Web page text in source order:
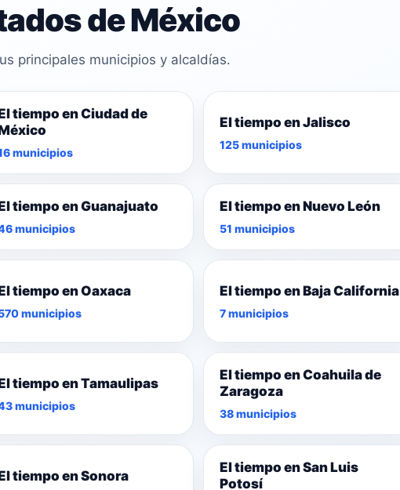
de México
principales municipios y alcaldías.
tiempo en Ciudad de
municipios
El tiempo en Jalisco
125 municipios
tiempo en Guanajuato
municipios
El tiempo en Nuevo León
51 municipios
tiempo en Oaxaca
municipios
El tiempo en Baja California
7 municipios
tiempo en Tamaulipas
municipios
El tiempo en Coahuila de
Zaragoza
38 municipios
tiempo en Sonora
El tiempo en San Luis
Potosí